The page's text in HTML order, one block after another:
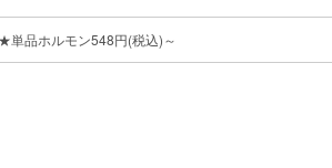
品ホルモン548円(税込)～